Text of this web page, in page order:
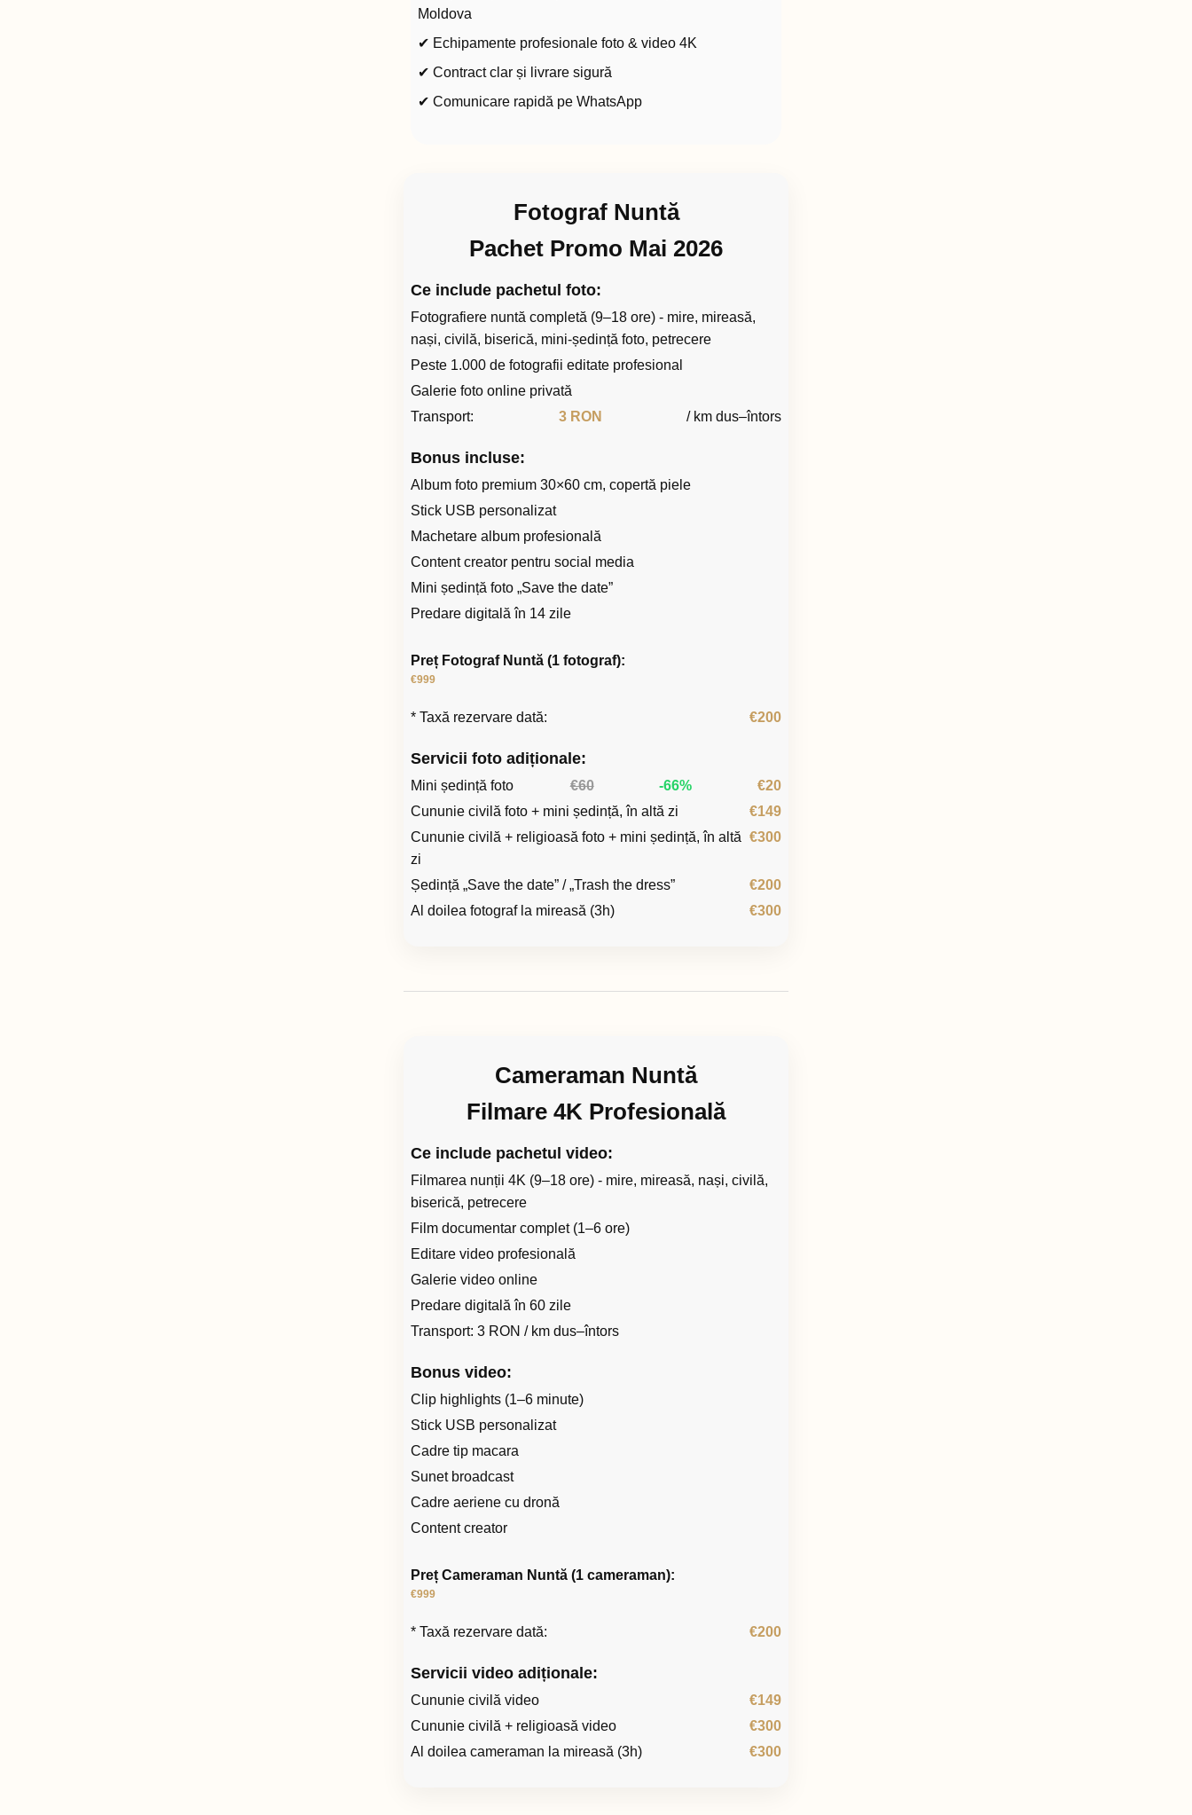
Moldova
✔ Echipamente profesionale foto & video 4K
✔ Contract clar și livrare sigură
✔ Comunicare rapidă pe WhatsApp
Fotograf Nuntă
Pachet Promo Mai 2026
Ce include pachetul foto:
Fotografiere nuntă completă (9–18 ore) - mire, mireasă,
nași, civilă, biserică, mini-ședință foto, petrecere
Peste 1.000 de fotografii editate profesional
Galerie foto online privată
Transport:
3 RON / km dus–întors
Bonus incluse:
Album foto premium 30×60 cm, copertă piele
Stick USB personalizat
Machetare album profesională
Content creator pentru social media
Mini ședință foto „Save the date”
Predare digitală în 14 zile
Preț Fotograf Nuntă (1 fotograf):
€999
* Taxă rezervare dată: €200
Servicii foto adiționale:
Mini ședință foto €60 -66%
€20
Cununie civilă foto + mini ședință, în altă zi
€149
Cununie civilă + religioasă foto + mini ședință, în altă
zi
€300
Ședință „Save the date” / „Trash the dress”
€200
Al doilea fotograf la mireasă (3h)
€300
Cameraman Nuntă
Filmare 4K Profesională
Ce include pachetul video:
Filmarea nunții 4K (9–18 ore) - mire, mireasă, nași, civilă,
biserică, petrecere
Film documentar complet (1–6 ore)
Editare video profesională
Galerie video online
Predare digitală în 60 zile
Transport: 3 RON / km dus–întors
Bonus video:
Clip highlights (1–6 minute)
Stick USB personalizat
Cadre tip macara
Sunet broadcast
Cadre aeriene cu dronă
Content creator
Preț Cameraman Nuntă (1 cameraman):
€999
* Taxă rezervare dată: €200
Servicii video adiționale:
Cununie civilă video
€149
Cununie civilă + religioasă video
€300
Al doilea cameraman la mireasă (3h)
€300